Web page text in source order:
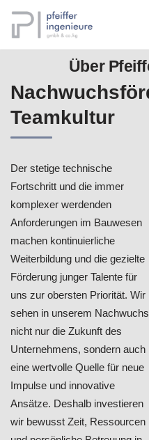
Zum
Über
Teamkultur
Der stetige technische
Fortschritt und die immer
komplexer werdenden
Anforderungen im Bauwesen
machen kontinuierliche
Weiterbildung und die gezielte
Förderung junger Talente für
uns zur obersten Priorität. Wir
sehen in unserem Nachwuchs
nicht nur die Zukunft des
Unternehmens, sondern auch
eine wertvolle Quelle für neue
Impulse und innovative
Ansätze. Deshalb investieren
wir bewusst Zeit, Ressourcen